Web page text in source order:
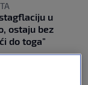
u
ostaju bez
do toga"